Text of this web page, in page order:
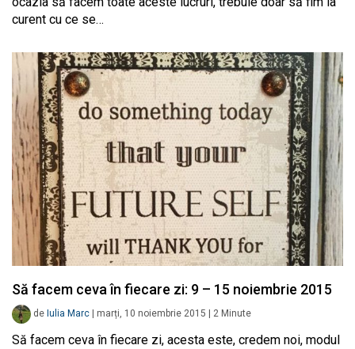
curent cu ce se…
Să facem ceva în fiecare zi: 9 – 15 noiembrie 2015
de Iulia Marc marți, 10 noiembrie 2015 2 Minute
Să facem ceva în fiecare zi, acesta este, credem noi, modul